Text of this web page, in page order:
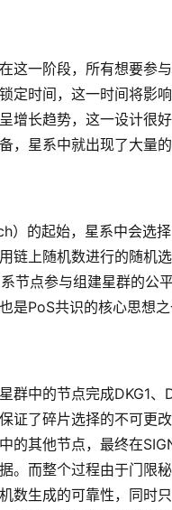
这一阶段，所有想要参
定时间，这一时间将影
增长趋势，这一设计很
，星系中就出现了大量
）的起始，星系中会选
链上随机数进行的随
点参与组建星群的公
是PoS共识的核心思想之
群中的节点完成DKG1
证了碎片选择的不可更
的其他节点，最终在
。而整个过程由于门限
数生成的可靠性，同时